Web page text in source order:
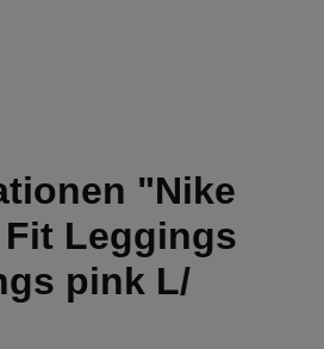
"Nike
Leggings
pink L/